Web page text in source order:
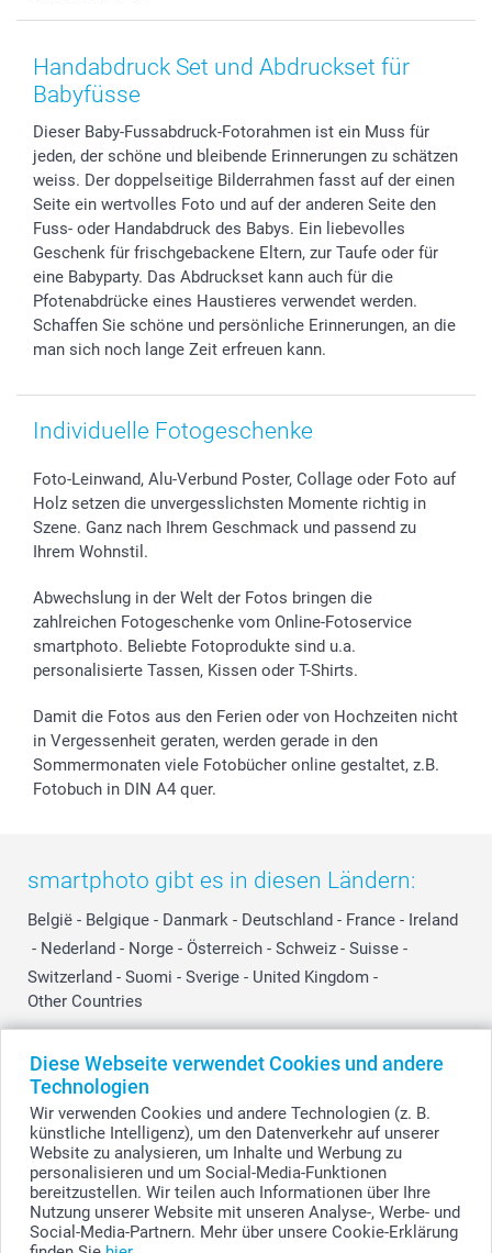
Diese Webseite verwendet Cookies und andere
Technologien
Wir verwenden Cookies und andere Technologien (z. B.
künstliche Intelligenz), um den Datenverkehr auf unserer
Website zu analysieren, um Inhalte und Werbung zu
personalisieren und um Social-Media-Funktionen
bereitzustellen. Wir teilen auch Informationen über Ihre
Nutzung unserer Website mit unseren Analyse-, Werbe- und
Social-Media-Partnern. Mehr über unsere Cookie-Erklärung
Zubehör & Material
Foto-Kalender & Agenden
Geschenk-Gutscheine (PDF)
AGB
Impressum
Partnerprogramme
Investor Relations
B2B smartbusiness
Widerrufsrecht
Muttertag
Vatertag
Hochzeit
Geburtstag
Geburt
Zu allen Anlässen
Preise und Versandkosten
Lieferfristen
Zahlungsmöglichkeiten
Anmelden /Registrieren
Sitemap
Status der Bestellung
smartfriends
smartgarantie
smartbonus
Handabdruck Set und Abdruckset für
Babyfüsse
Dieser Baby-Fussabdruck-Fotorahmen ist ein Muss für
jeden, der schöne und bleibende Erinnerungen zu schätzen
weiss. Der doppelseitige Bilderrahmen fasst auf der einen
Seite ein wertvolles Foto und auf der anderen Seite den
Fuss- oder Handabdruck des Babys. Ein liebevolles
Geschenk für frischgebackene Eltern, zur Taufe oder für
eine Babyparty. Das Abdruckset kann auch für die
Pfotenabdrücke eines Haustieres verwendet werden.
Schaffen Sie schöne und persönliche Erinnerungen, an die
man sich noch lange Zeit erfreuen kann.
Individuelle Fotogeschenke
Foto-Leinwand, Alu-Verbund Poster, Collage oder Foto auf
Holz setzen die unvergesslichsten Momente richtig in
Szene. Ganz nach Ihrem Geschmack und passend zu
Ihrem Wohnstil.
Abwechslung in der Welt der Fotos bringen die
zahlreichen Fotogeschenke vom Online-Fotoservice
smartphoto. Beliebte Fotoprodukte sind u.a.
personalisierte Tassen, Kissen oder T-Shirts.
Damit die Fotos aus den Ferien oder von Hochzeiten nicht
in Vergessenheit geraten, werden gerade in den
Sommermonaten viele Fotobücher online gestaltet, z.B.
Fotobuch in DIN A4 quer.
smartphoto gibt es in diesen Ländern:
België - Belgique - Danmark - Deutschland - France - Ireland
- Nederland - Norge - Österreich - Schweiz - Suisse -
Switzerland - Suomi - Sverige - United Kingdom -
Other Countries
© smartphoto Group. Alle Rechte vorbehalten.
Alle Preise verstehen sich in Schweizer Franken (CHF) inkl. MwSt. und zzgl.